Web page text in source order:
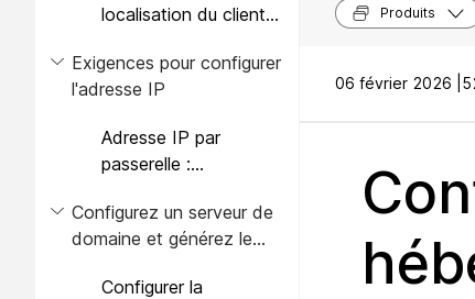
localisation du client
passerelle
Exigences pour configurer
l'adresse IP
Adresse IP par
passerelle :
recommandations du
tronc
Configurez un serveur de
domaine et générez le
Configurer la
Produits
06 février 2026 |